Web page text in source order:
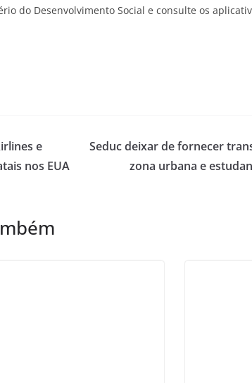
do Desenvolvimento Social e consulte os
e
nos EUA
Seduc deixar de fornecer
zona urbana e